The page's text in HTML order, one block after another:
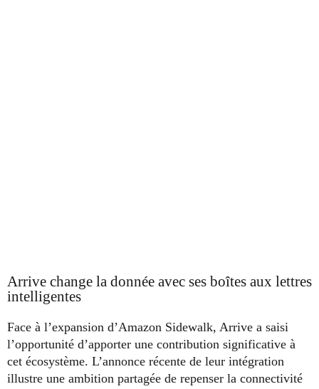
Arrive change la donnée avec ses boîtes aux lettres
intelligentes
Face à l’expansion d’Amazon Sidewalk, Arrive a saisi
l’opportunité d’apporter une contribution significative à
cet écosystème. L’annonce récente de leur intégration
illustre une ambition partagée de repenser la connectivité